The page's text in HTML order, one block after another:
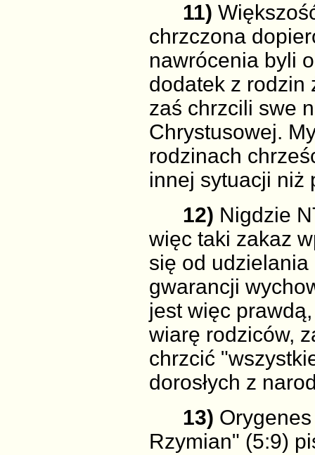
11)
chrzczona
nawrócenia byli
dodatek z rodzin
zaś chrzcili swe
Chrystusowej.
rodzinach
innej sytuacji niż
12) Nigdzie
więc taki zakaz
się od
gwarancji
jest więc
wiarę rodziców,
chrzcić
dorosłych z
13)
Rzymian" (5:9)